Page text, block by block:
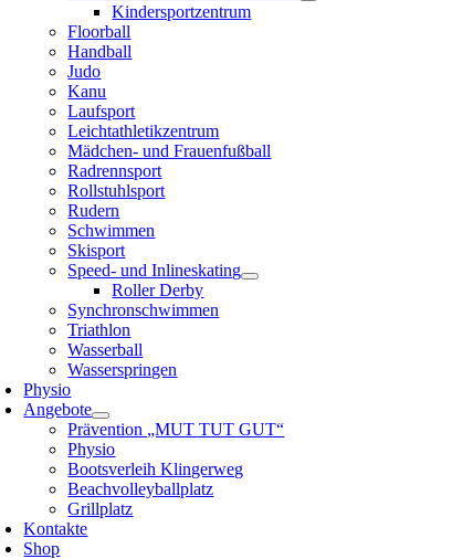
Kindersportzentrum
Floorball
Handball
Judo
Kanu
Laufsport
Leichtathletikzentrum
Mädchen- und Frauenfußball
Radrennsport
Rollstuhlsport
Rudern
Schwimmen
Skisport
Speed- und Inlineskating
Roller Derby
Synchronschwimmen
Triathlon
Wasserball
Wasserspringen
Physio
Angebote
Prävention „MUT TUT GUT“
Physio
Bootsverleih Klingerweg
Beachvolleyballplatz
Grillplatz
Kontakte
Shop